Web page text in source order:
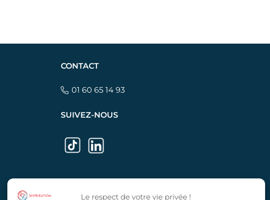
Le respect de votre vie privée !
CONTACT
01 60 65 14 93
SUIVEZ-NOUS